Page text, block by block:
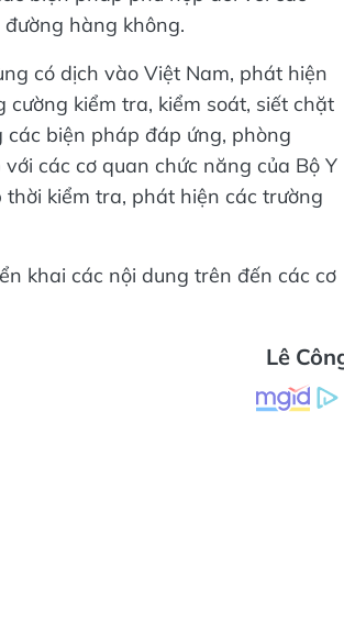
hàng không.
có dịch vào Việt Nam, phát hiện
kiểm tra, kiểm soát, siết chặt
biện pháp đáp ứng, phòng
các cơ quan chức năng của Bộ Y
kiểm tra, phát hiện các trường
khai các nội dung trên đến các cơ
Lê Công